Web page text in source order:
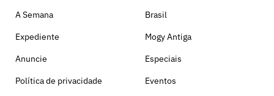
A Semana
Expediente
Anuncie
Política de privacidade
Brasil
Mogy Antiga
Especiais
Eventos